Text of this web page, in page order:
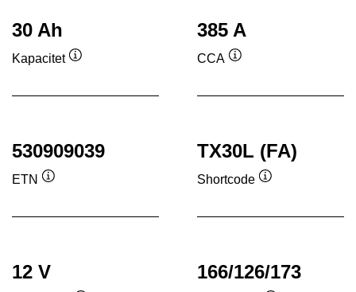
30 Ah
Kapacitet
385 A
CCA
530909039
ETN
TX30L (FA)
Shortcode
12 V 166/126/173